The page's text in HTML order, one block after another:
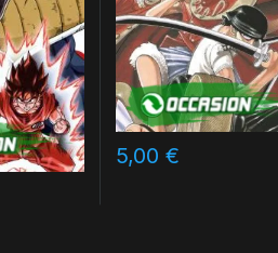
5,00 €